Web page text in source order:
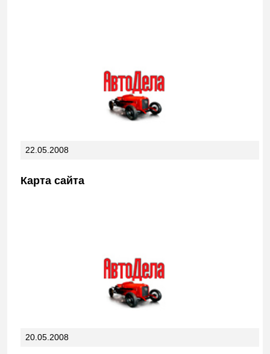
22.05.2008
Карта сайта
20.05.2008